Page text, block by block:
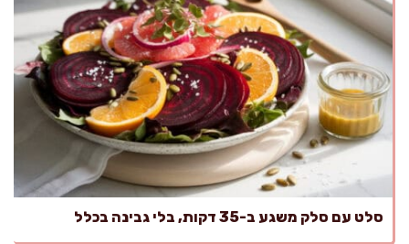
סלט עם סלק משגע ב-35 דקות, בלי גבינה בכלל